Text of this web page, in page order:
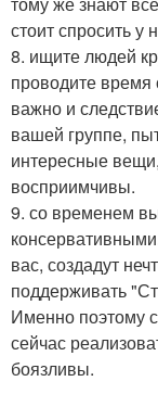
стоит спросить у
8. ищите людей
проводите
важно и
вашей группе,
интересные
восприимчивы.
9. со временем
вас, создадут
поддерживать
Именно поэтому
сейчас
боязливы.